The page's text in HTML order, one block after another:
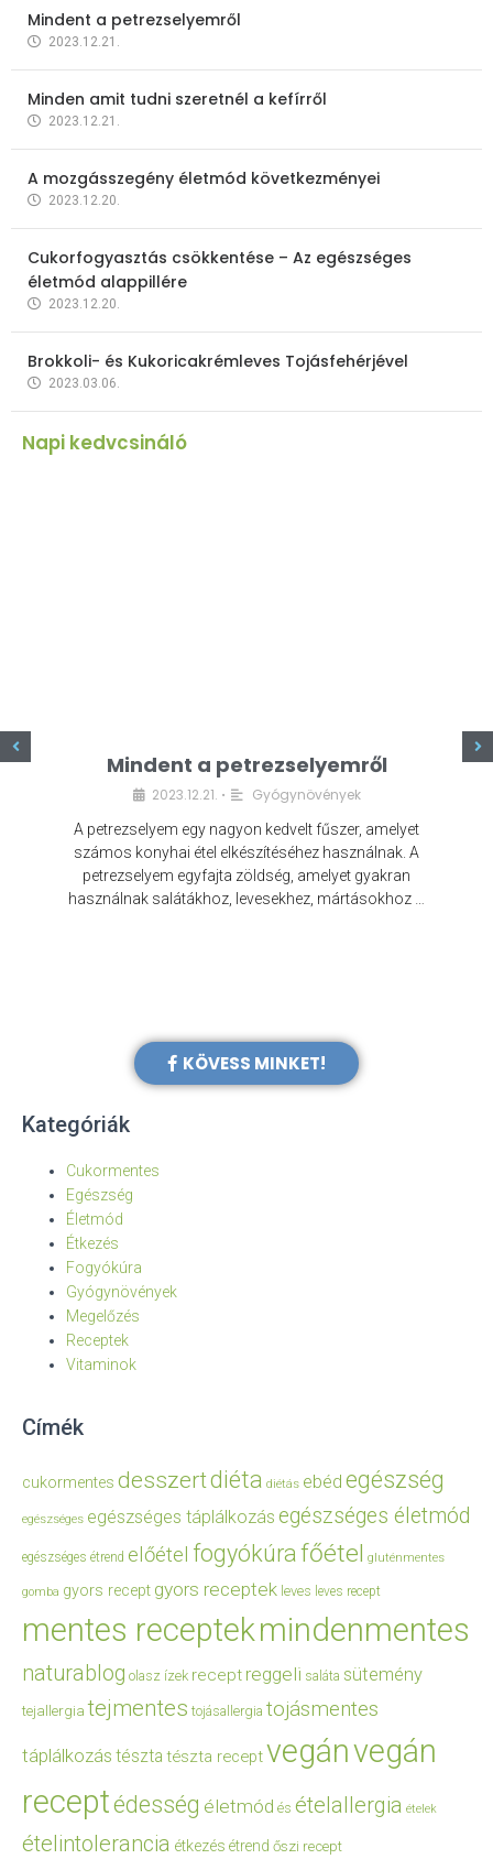
Mindent a petrezselyemről
2023.12.21.
Minden amit tudni szeretnél a kefírről
2023.12.21.
A mozgásszegény életmód következményei
2023.12.20.
Cukorfogyasztás csökkentése – Az egészséges
életmód alappillére
2023.12.20.
Brokkoli- és Kukoricakrémleves Tojásfehérjével
2023.03.06.
Napi kedvcsináló
Mindent a petrezselyemről
2023.12.21. • Gyógynövények
A petrezselyem egy nagyon kedvelt fűszer, amelyet
számos konyhai étel elkészítéséhez használnak. A
petrezselyem egyfajta zöldség, amelyet gyakran
használnak salátákhoz, levesekhez, mártásokhoz …
KÖVESS MINKET!
Kategóriák
Cukormentes
Egészség
Életmód
Étkezés
Fogyókúra
Gyógynövények
Megelőzés
Receptek
Vitaminok
Címék
cukormentes desszertdiéta diétás ebéd egészség
egészséges egészséges táplálkozás egészséges életmód
egészséges étrend előétel fogyókúrafőétel gluténmentes
gomba gyors recept gyors receptek leves leves recept
mentes receptekmindenmentes
naturablog olasz ízek recept reggeli saláta sütemény
tejallergia tejmentes tojásallergia tojásmentes
táplálkozás tészta tészta receptvegánvegán
receptédesség életmód és ételallergia ételek
ételintolerancia étkezés étrend őszi recept